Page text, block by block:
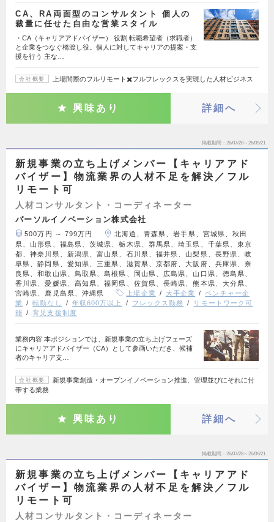
CA、RA両面型のコンサルタント 個人の
裁量に任せた自由な営業スタイル
・CA（キャリアアドバイザー） 役割 転職希望者（求職者）
と企業をつなぐ橋渡し役。個人に対してキャリアの提案・支
援を行う 主な…
会社概要 上場間際のフルリモート✖️フルフレックスを実現した人材ビジネス
興味あり 詳細へ
掲載期間 26/07/28～26/09/21
新規事業の立ち上げメンバー【キャリアアド
バイザー】物流業界の人材不足を解決／フル
リモート可
人材コンサルタント・コーディネーター
パーソルイノベーション株式会社
500万円 ～ 799万円
北海道、青森県、岩手県、宮城県、秋田
県、山形県、福島県、茨城県、栃木県、群馬県、埼玉県、千葉県、東京
都、神奈川県、新潟県、富山県、石川県、福井県、山梨県、長野県、岐
阜県、静岡県、愛知県、三重県、滋賀県、京都府、大阪府、兵庫県、奈
良県、和歌山県、鳥取県、島根県、岡山県、広島県、山口県、徳島県、
香川県、愛媛県、高知県、福岡県、佐賀県、長崎県、熊本県、大分県、
宮崎県、鹿児島県、沖縄県
上場企業 大手企業
ベンチャー企
業
転勤なし 年収600万以上 フレックス勤務
リモートワーク可
能
育児支援制度
業務内容 本ポジションでは、新規事業の立ち上げフェーズ
にキャリアアドバイザー（CA）として参画いただき、候補
者のキャリア支…
会社概要
新規事業創造・オープンイノベーション推進、管理並びにそれに付
帯する業務
興味あり 詳細へ
掲載期間 26/07/28～26/09/21
新規事業の立ち上げメンバー【キャリアアド
バイザー】物流業界の人材不足を解決／フル
リモート可
人材コンサルタント・コーディネーター